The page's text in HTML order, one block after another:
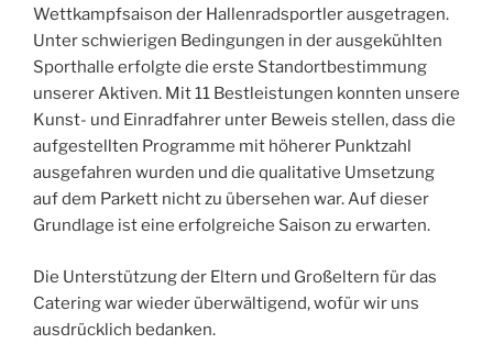
Wettkampfsaison der Hallenradsportler ausgetragen.
Unter schwierigen Bedingungen in der ausgekühlten
Sporthalle erfolgte die erste Standortbestimmung
unserer Aktiven. Mit 11 Bestleistungen konnten unsere
Kunst- und Einradfahrer unter Beweis stellen, dass die
aufgestellten Programme mit höherer Punktzahl
ausgefahren wurden und die qualitative Umsetzung
auf dem Parkett nicht zu übersehen war. Auf dieser
Grundlage ist eine erfolgreiche Saison zu erwarten.
Die Unterstützung der Eltern und Großeltern für das
Catering war wieder überwältigend, wofür wir uns
ausdrücklich bedanken.